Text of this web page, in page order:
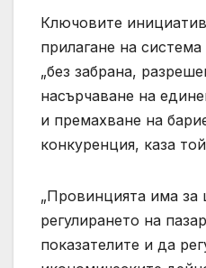
Ключовите
прилагане на
„без забрана,
насърчаване на
и премахване на
конкуренция, каза
„Провинцията има за
регулирането на
показателите и да